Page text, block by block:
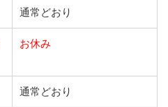
通常どおり
お休み
通常どおり